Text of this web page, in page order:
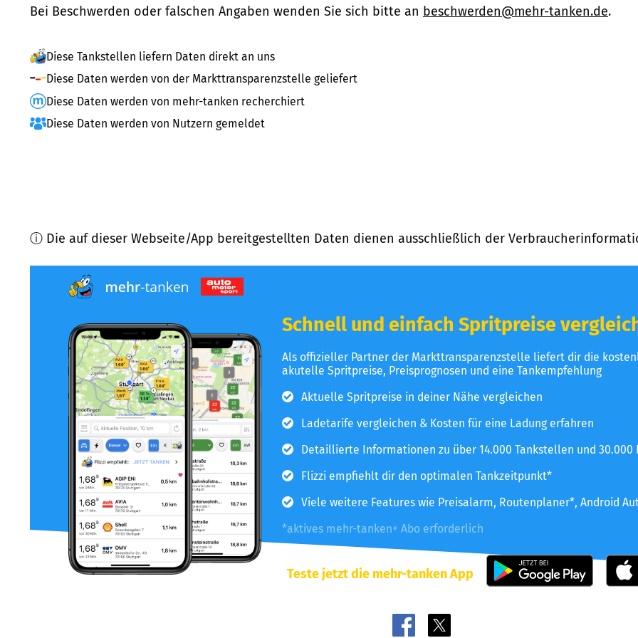
Bei Beschwerden oder falschen Angaben wenden Sie sich bitte an beschwerden@mehr-tanken.de.
Diese Tankstellen liefern Daten direkt an uns
Diese Daten werden von der Markttransparenzstelle geliefert
Diese Daten werden von mehr-tanken recherchiert
Diese Daten werden von Nutzern gemeldet
ⓘ Die auf dieser Webseite/App bereitgestellten Daten dienen ausschließlich der
Schnell und einfach Spritpreise
Als offizieller Partner der Markttransparenzstelle liefert dir die
akutelle Spritpreise, Preisprognosen und eine Tankempfehlung
Aktuelle Spritpreise in deiner Nähe vergleichen
Ladetarife vergleichen & Kosten für eine Ladung erfahren
Detaillierte Informationen zu über 14.000 Tankstellen und 30.000
Flizzi empfiehlt dir den optimalen Tankzeitpunkt*
Viele weitere Features wie Preisalarm, Routenplaner*, Android
*aktives mehr-tanken+ Abo erforderlich
Teste jetzt die mehr-tanken App